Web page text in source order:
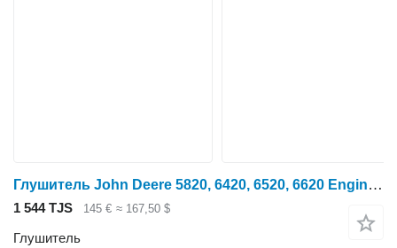
Глушитель John Deere 5820, 6420, 6520, 6620 Engine Muffler, Silencer Box Al157877 AL157877 для трактора колесного John Deere 5820
1 544 TJS 145 € ≈ 167,50 $
Глушитель